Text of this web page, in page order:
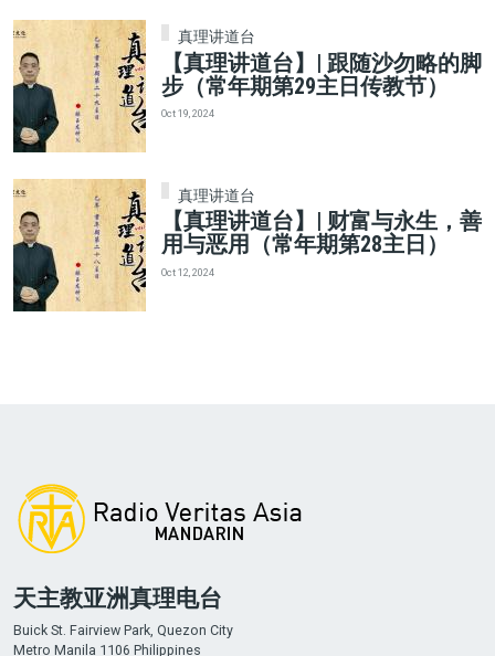
真理讲道台
【真理讲道台】| 跟随沙勿略的脚
步（常年期第29主日传教节）
Oct 19, 2024
真理讲道台
【真理讲道台】| 财富与永生，善
用与恶用（常年期第28主日）
Oct 12, 2024
天主教亚洲真理电台
Buick St. Fairview Park, Quezon City
Metro Manila 1106 Philippines